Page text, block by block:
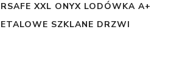
XXL ONYX LODÓWKA A+
SZKLANE DRZWI